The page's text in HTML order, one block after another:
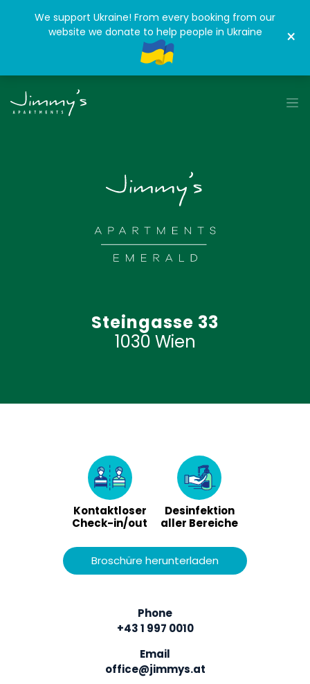
Steingasse 33
1030 Wien
Kontaktloser
Check-in/out
Desinfektion
aller Bereiche
Broschüre herunterladen
Phone
+43 1 997 0010
Email
office@jimmys.at
We support Ukraine! From every booking from our
website we donate to help people in Ukraine
×